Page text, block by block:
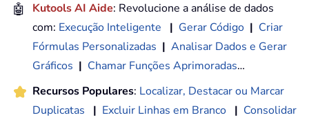
🤖 Kutools AI Aide: Revolucione a análise de dados
com: Execução Inteligente | Gerar Código | Criar
Fórmulas Personalizadas | Analisar Dados e Gerar
Gráficos | Chamar Funções Aprimoradas…
Recursos Populares: Localizar, Destacar ou Marcar
Duplicatas
| Excluir Linhas em Branco | Consolidar